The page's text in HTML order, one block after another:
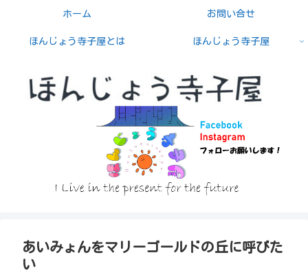
ホーム お問い合せ
ほんじょう寺子屋とは ほんじょう寺子屋
あいみょんをマリーゴールドの丘に呼びた
い